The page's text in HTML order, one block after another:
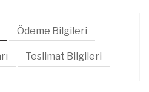
Ödeme Bilgileri
Teslimat Bilgileri